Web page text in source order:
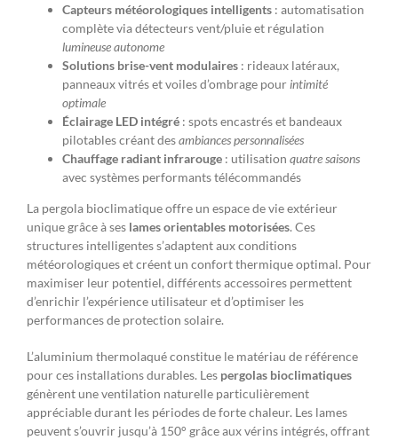
Capteurs météorologiques intelligents : automatisation
complète via détecteurs vent/pluie et régulation
lumineuse autonome
Solutions brise-vent modulaires : rideaux latéraux,
panneaux vitrés et voiles d’ombrage pour intimité
optimale
Éclairage LED intégré : spots encastrés et bandeaux
pilotables créant desambiances personnalisées
Chauffage radiant infrarouge : utilisation quatre saisons
avec systèmes performants télécommandés
La pergola bioclimatique offre un espace de vie extérieur
unique grâce à ses lames orientables motorisées. Ces
structures intelligentes s’adaptent aux conditions
météorologiques et créent un confort thermique optimal. Pour
maximiser leur potentiel, différents accessoires permettent
d’enrichir l’expérience utilisateur et d’optimiser les
performances de protection solaire.
L’aluminium thermolaqué constitue le matériau de référence
pour ces installations durables. Les pergolas bioclimatiques
génèrent une ventilation naturelle particulièrement
appréciable durant les périodes de forte chaleur. Les lames
peuvent s’ouvrir jusqu’à 150° grâce aux vérins intégrés, offrant